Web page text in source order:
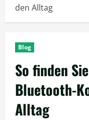
den Alltag
Blog
So finden
Bluetooth-
Alltag